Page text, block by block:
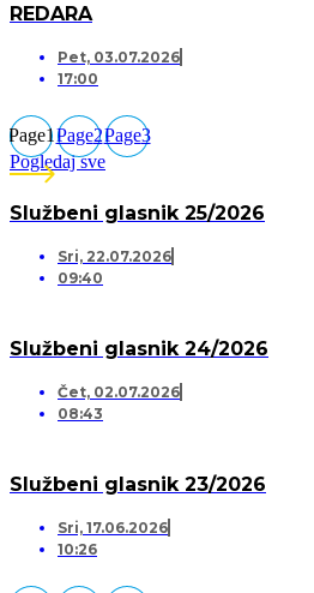
REDARA
Pet, 03.07.2026
17:00
Page1Page2Page3
Pogledaj sve
Službeni glasnik 25/2026
Sri, 22.07.2026
09:40
Službeni glasnik 24/2026
Čet, 02.07.2026
08:43
Službeni glasnik 23/2026
Sri, 17.06.2026
10:26